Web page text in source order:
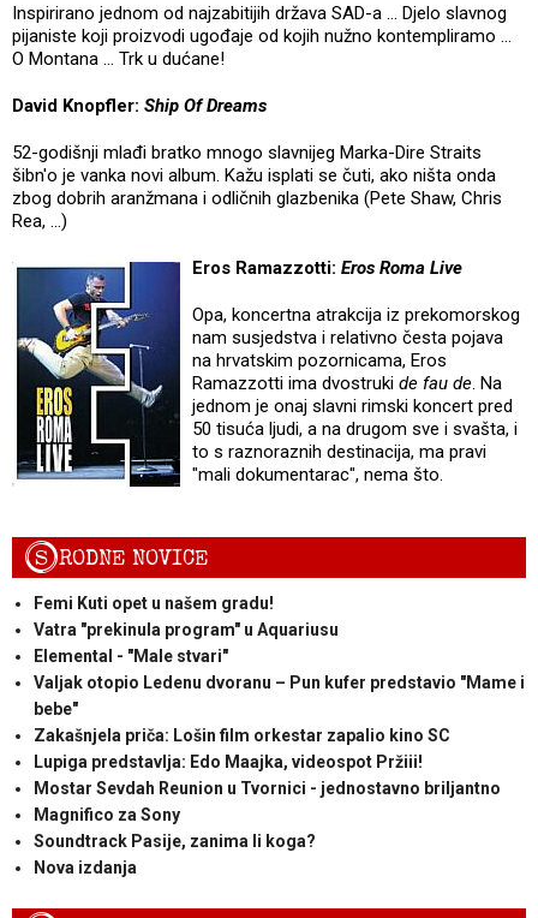
Inspirirano jednom od najzabitijih država SAD-a … Djelo slavnog
pijaniste koji proizvodi ugođaje od kojih nužno kontempliramo …
O Montana … Trk u dućane!
David Knopfler: Ship Of Dreams
52-godišnji mlađi bratko mnogo slavnijeg Marka-Dire Straits
šibn'o je vanka novi album. Kažu isplati se čuti, ako ništa onda
zbog dobrih aranžmana i odličnih glazbenika (Pete Shaw, Chris
Rea, …)
Eros Ramazzotti: Eros Roma Live
Opa, koncertna atrakcija iz prekomorskog
nam susjedstva i relativno česta pojava
na hrvatskim pozornicama, Eros
Ramazzotti ima dvostruki de fau de. Na
jednom je onaj slavni rimski koncert pred
50 tisuća ljudi, a na drugom sve i svašta, i
to s raznoraznih destinacija, ma pravi
"mali dokumentarac", nema što.
SRODNE NOVICE
Femi Kuti opet u našem gradu!
Vatra "prekinula program" u Aquariusu
Elemental - "Male stvari"
Valjak otopio Ledenu dvoranu – Pun kufer predstavio "Mame i
bebe"
Zakašnjela priča: Lošin film orkestar zapalio kino SC
Lupiga predstavlja: Edo Maajka, videospot Pržiii!
Mostar Sevdah Reunion u Tvornici - jednostavno briljantno
Magnifico za Sony
Soundtrack Pasije, zanima li koga?
Nova izdanja